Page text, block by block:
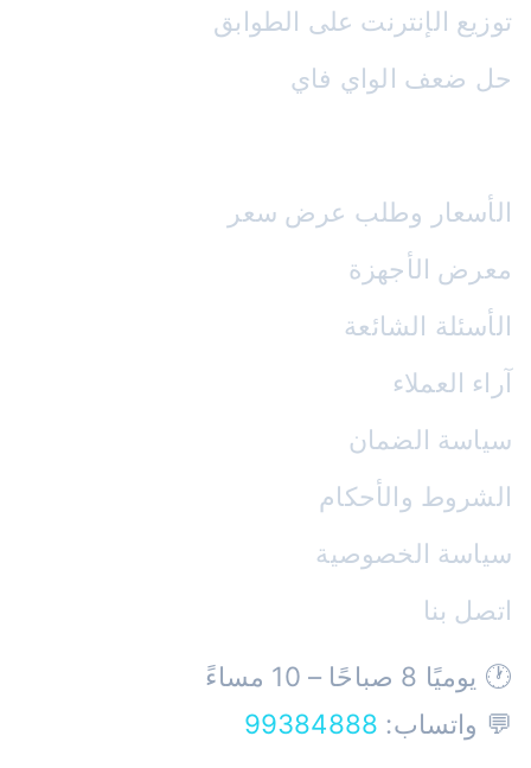
توزيع الإنترنت على الطوابق
حل ضعف الواي فاي
الأسعار وطلب عرض سعر
معرض الأجهزة
الأسئلة الشائعة
آراء العملاء
سياسة الضمان
الشروط والأحكام
سياسة الخصوصية
اتصل بنا
🕐 يوميًا 8 صباحًا – 10 مساءً
💬 واتساب: 99384888